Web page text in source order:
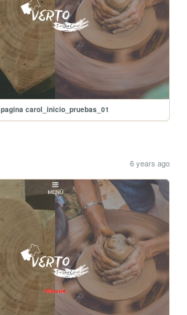
pagina carol_inicio_pruebas_01
6 years ago